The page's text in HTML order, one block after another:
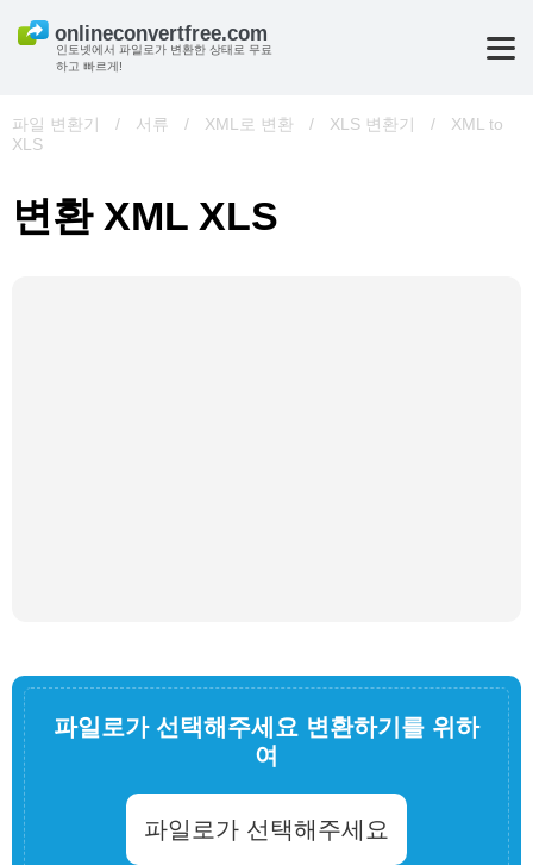
인토넷에서 파일로가 변환한 상태로 무료
하고 빠르게!
파일 변환기 / 서류 / XML로 변환 / XLS 변환기 /
XML to
XLS
변환 XML XLS
파일로가 선택해주세요 변환하기를 위하
여
파일로가 선택해주세요